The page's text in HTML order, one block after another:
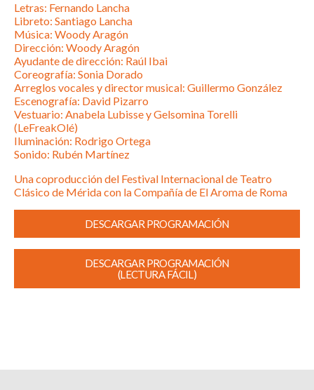
Letras: Fernando Lancha
Libreto: Santiago Lancha
Música: Woody Aragón
Dirección: Woody Aragón
Ayudante de dirección: Raúl Ibai
Coreografía: Sonia Dorado
Arreglos vocales y director musical: Guillermo González
Escenografía: David Pizarro
Vestuario: Anabela Lubisse y Gelsomina Torelli
(LeFreakOlé)
Iluminación: Rodrigo Ortega
Sonido: Rubén Martínez
Una coproducción del Festival Internacional de Teatro
Clásico de Mérida con la Compañía de El Aroma de Roma
DESCARGAR PROGRAMACIÓN
DESCARGAR PROGRAMACIÓN
(LECTURA FÁCIL)